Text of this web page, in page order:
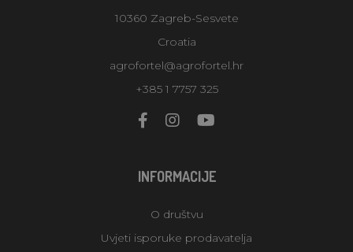
10360 Zagreb-Sesvete
Croatia
agrofortel@agrofortel.hr
+385 1 7757 325
INFORMACIJE
O društvu
Uvjeti isporuke prodavatelja